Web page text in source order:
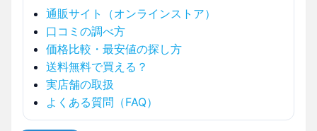
通販サイト（オンラインストア）
口コミの調べ方
価格比較・最安値の探し方
送料無料で買える？
実店舗の取扱
よくある質問（FAQ）